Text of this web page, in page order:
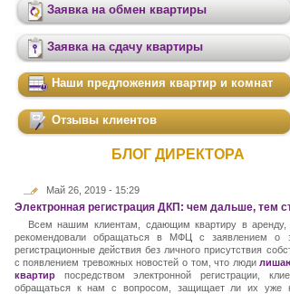
Заявка на обмен квартиры
Заявка на сдачу квартиры
Наши предложения квартир и комнат
Отзывы клиентов
БЛОГ ДИРЕКТОРА
Май 26, 2019 - 15:29
Электронная регистрация ДКП: чем дальше, тем
Всем нашим клиентам, сдающим квартиру в
рекомендовали обращаться в МФЦ с заявлением о
регистрационные действия без личного присутствия
с появлением тревожных новостей о том, что люди
квартирпосредством электронной регистрации,
обращаться к нам с вопросом, защищает ли их уже